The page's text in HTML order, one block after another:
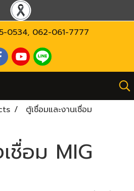
0534, 062-061-7777
ตู้เชื่อมและงานเชื่อม
ชื่อม MIG